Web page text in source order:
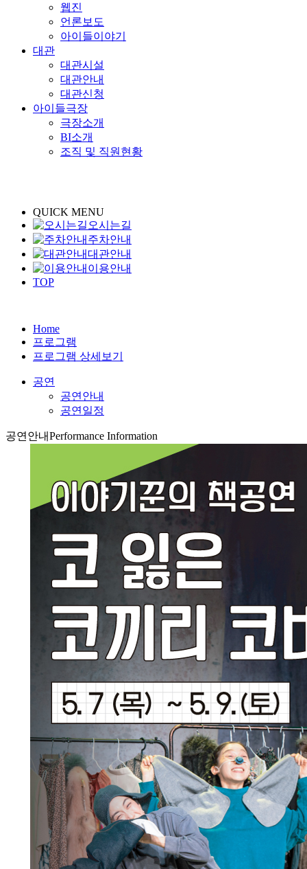
웹진
언론보도
아이들이야기
대관
대관시설
대관안내
대관신청
아이들극장
극장소개
BI소개
조직 및 직원현황
QUICK MENU
오시는길
주차안내
대관안내
이용안내
TOP
Home
프로그램
프로그램 상세보기
공연
공연안내
공연일정
공연안내Performance Information